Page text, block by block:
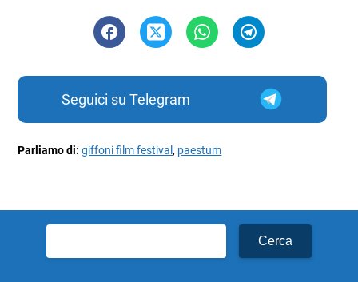
Seguici su Telegram
Parliamo di:giffoni film festival, paestum
per: